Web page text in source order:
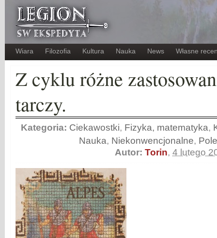
Wiara Filozofia Kultura Nauka News Własne
Z cyklu różne
tarczy.
Kategoria: Ciekawostki, Fizyka, matematyka,
Nauka, Niekonwencjonalne,
Autor:Torin,4 lutego